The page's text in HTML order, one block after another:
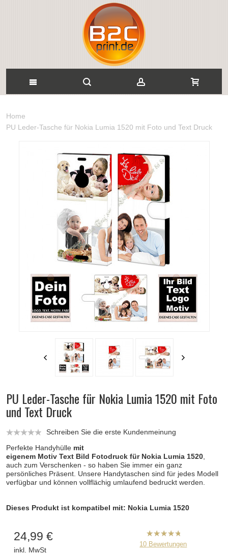
Home
PU Leder-Tasche für Nokia Lumia 1520 mit Foto und Text Druck
PU Leder-Tasche für Nokia Lumia 1520 mit Foto
und Text Druck
Schreiben Sie die erste Kundenmeinung
Perfekte Handyhülle mit
eigenem Motiv Text Bild Fotodruck für Nokia Lumia 1520,
auch zum Verschenken - so haben Sie immer ein ganz
persönliches Präsent. Unsere Handytaschen sind für jedes Modell
verfügbar und können vollflächig umlaufend bedruckt werden.
Dieses Produkt ist kompatibel mit: Nokia Lumia 1520
24,99 €
inkl. MwSt
B2CPrint
von
10 Bewertungen